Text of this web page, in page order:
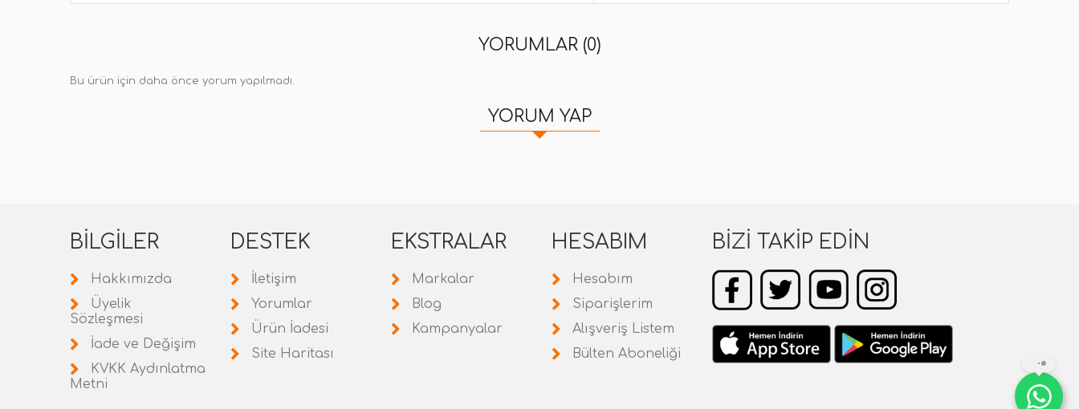
YORUMLAR (0)
Bu ürün için daha önce yorum yapılmadı.
YORUM YAP
BILGILER
Hakkımızda
Üyelik
Sözleşmesi
İade ve Değişim
KVKK Aydınlatma
Metni
DESTEK
İletişim
Yorumlar
Ürün İadesi
Site Haritası
EKSTRALAR
Markalar
Blog
Kampanyalar
HESABIM
Hesabım
Siparişlerim
Alışveriş Listem
Bülten Aboneliği
BIZI TAKIP EDIN